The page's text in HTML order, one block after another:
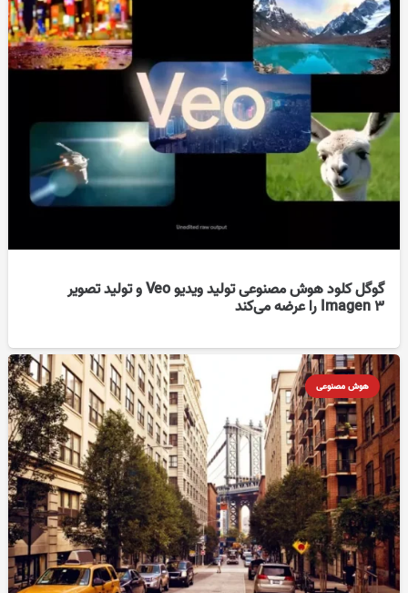
گوگل کلود هوش مصنوعی تولید ویدیو Veo و تولید تصویر
Imagen 3 را عرضه می‌کند
هوش مصنوعی